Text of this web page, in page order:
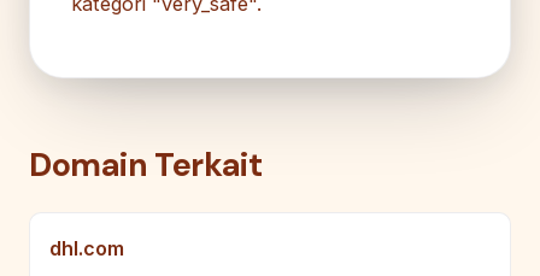
Domain Terkait
dhl.com